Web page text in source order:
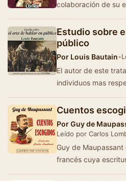
colaboración de su
Estudio sobre
público
Por Louis Bautain•
El autor de este
individuos mas
Cuentos
PorGuy de
Leído por Carlos
Guy de
francés cuya